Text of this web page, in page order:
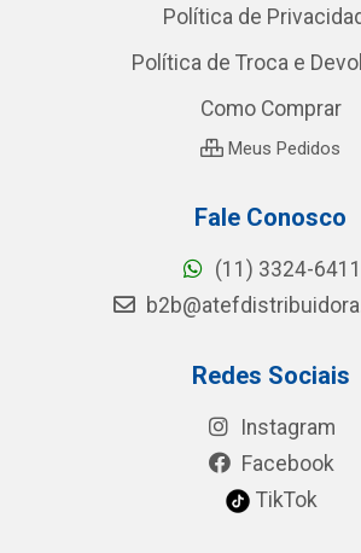
Política de
Política de Troca e
Como Comprar
Meus Pedidos
Fale Conosco
(11) 3324-6411
Redes Sociais
Instagram
Facebook
TikTok